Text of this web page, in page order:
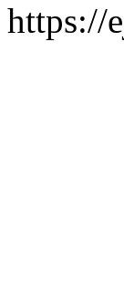
https://